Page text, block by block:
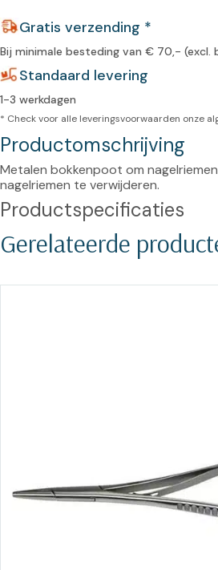
Gratis verzending *
Bij minimale besteding van € 70,- (excl.
Standaard levering
1-3 werkdagen
* Check voor alle leveringsvoorwaarden onze
Productomschrijving
Metalen bokkenpoot om
nagelriemen te verwijderen.
Productspecificaties
Gerelateerde